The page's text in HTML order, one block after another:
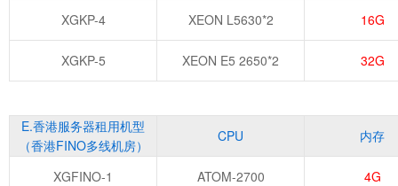
XGKP-4 XEON L5630*2 16G
XGKP-5 XEON E5 2650*2 32G
E.香港服务器租用机型
（香港FINO多线机房）
CPU 内存
XGFINO-1 ATOM-2700 4G